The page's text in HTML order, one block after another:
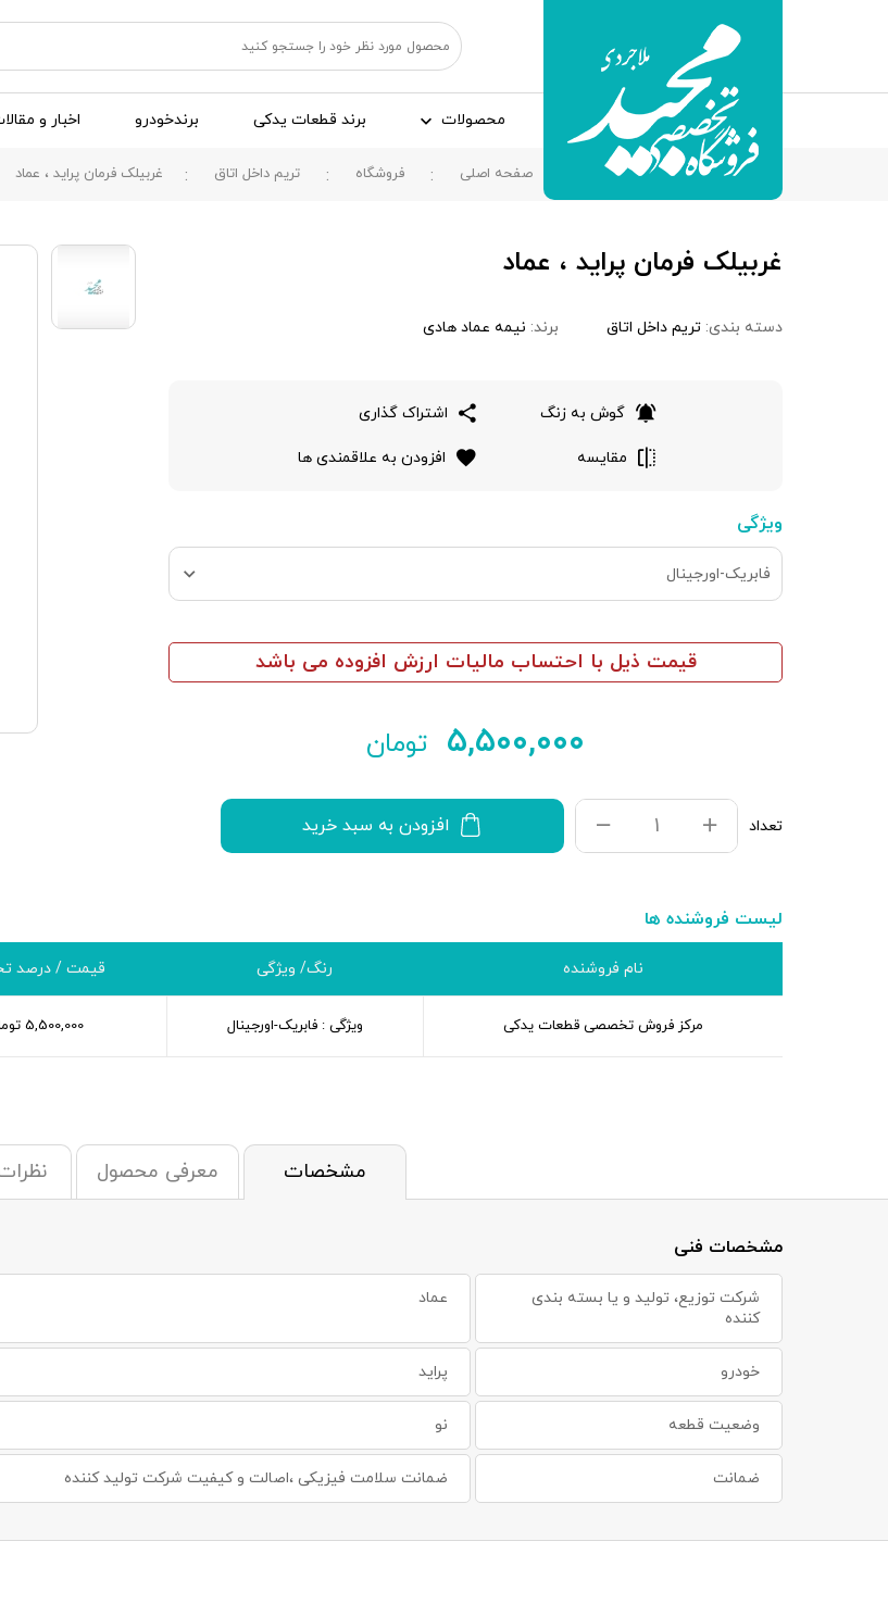
محصولات برند قطعات یدکی برندخودرو اخبار و
صفحه اصلی فروشگاه تریم داخل اتاق غربيلک فرمان پرايد ، عماد
غربيلک فرمان پرايد ، عماد
دسته بندی: تریم داخل اتاق برند: نیمه عماد هادی
گوش به زنگ اشتراک گذاری
مقایسه افزودن به علاقمندی ها
ویژگی
فابریک-اورجینال
قیمت ذیل با احتساب مالیات ارزش افزوده می باشد
۵,۵۰۰,۰۰۰ تومان
تعداد افزودن به سبد خرید
لیست فروشنده ها
نام فروشنده رنگ/ ویژگی قیمت / درصد
مرکز فروش تخصصی قطعات یدکی ویژگی : فابریک-اورجینال 5,500,000
مشخصات معرفی محصول
مشخصات فنی
شرکت توزیع، تولید و یا بسته بندی
کننده
عماد
خودرو پراید
وضعیت قطعه نو
ضمانت ضمانت سلامت فیزیکی ،اصالت و کیفیت شرکت تولید کننده